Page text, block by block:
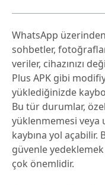
WhatsApp
sohbetler,
veriler, cihazınızı
Plus APK gibi
yüklediğinizde
Bu tür durumlar,
yüklenmemesi veya
kaybına yol
güvenle
çok önemlidir.